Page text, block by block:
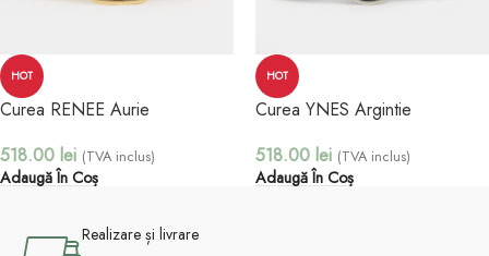
HOT
Curea RENEE Aurie
518.00 lei (TVA inclus)
Adaugă În Coș
HOT
Curea YNES Argintie
518.00 lei (TVA inclus)
Adaugă În Coș
Realizare și livrare